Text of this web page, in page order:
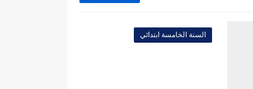
السنة الخامسة ابتدائي